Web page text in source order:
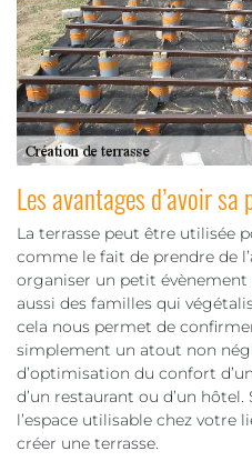
Les avantages d’avoir
La terrasse peut être utilisée
comme le fait de prendre de
organiser un petit évènement
aussi des familles qui
cela nous permet de
simplement un atout non
d’optimisation du confort
d’un restaurant ou d’un
l’espace utilisable chez votre
créer une terrasse.